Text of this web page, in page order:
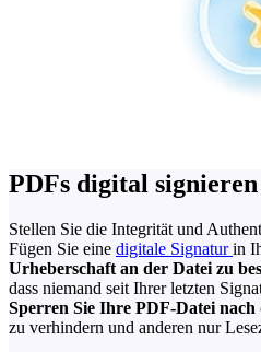
PDFs digital signieren
Stellen Sie die Integrität und
Fügen Sie eine digitale Signaturin
Urheberschaft an der Datei zu
dass niemand seit Ihrer letzten
Sperren Sie Ihre PDF-Datei
zu verhindern und anderen nur